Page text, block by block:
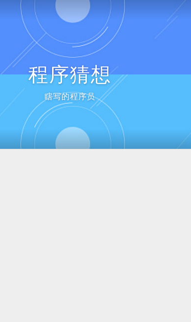
程序猜想
瞎写的程序员